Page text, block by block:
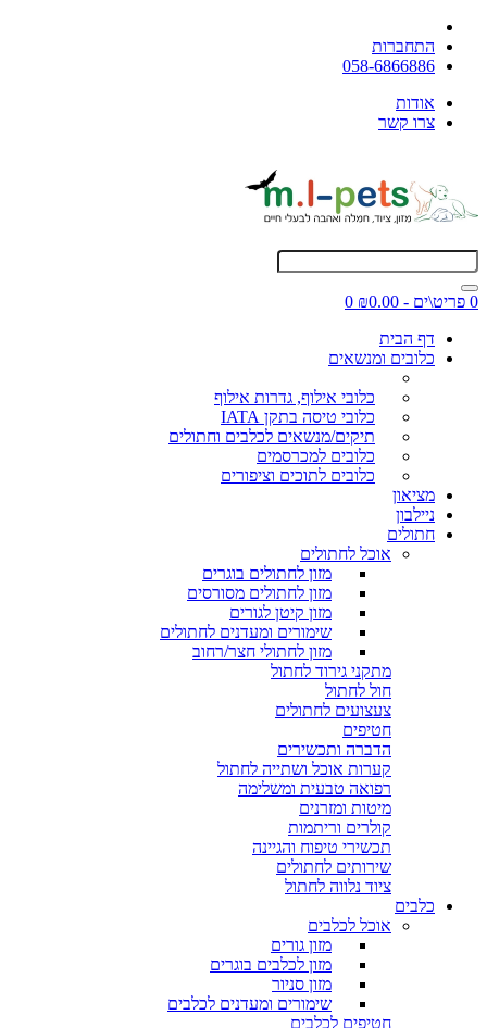
התחברות
058-6866886
אודות
צרו קשר
0 פריט\ים - ₪0.00
0
דף הבית
כלובים ומנשאים
כלובי אילוף, גדרות אילוף
כלובי טיסה בתקן IATA
תיקים/מנשאים לכלבים וחתולים
כלובים למכרסמים
כלובים לתוכים וציפורים
מציאון
ניילבון
חתולים
אוכל לחתולים
מזון לחתולים בוגרים
מזון לחתולים מסורסים
מזון קיטן לגורים
שימורים ומעדנים לחתולים
מזון לחתולי חצר/רחוב
מתקני גירוד לחתול
חול לחתול
צעצועים לחתולים
חטיפים
הדברה ותכשירים
קערות אוכל ושתייה לחתול
רפואה טבעית ומשלימה
מיטות ומזרנים
קולרים וריתמות
תכשירי טיפוח והגיינה
שירותים לחתולים
ציוד נלווה לחתול
כלבים
אוכל לכלבים
מזון גורים
מזון לכלבים בוגרים
מזון סניור
שימורים ומעדנים לכלבים
חטיפים לכלבים